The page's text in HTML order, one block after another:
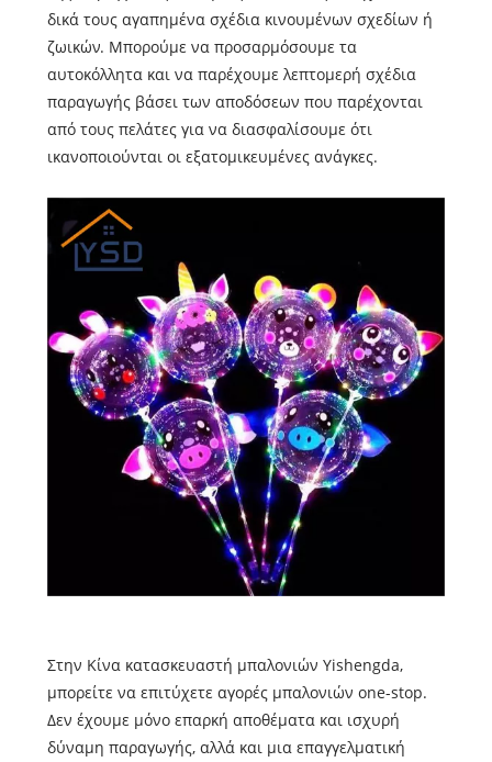
δικά τους αγαπημένα σχέδια κινουμένων σχεδίων ή
ζωικών. Μπορούμε να προσαρμόσουμε τα
αυτοκόλλητα και να παρέχουμε λεπτομερή σχέδια
παραγωγής βάσει των αποδόσεων που παρέχονται
από τους πελάτες για να διασφαλίσουμε ότι
ικανοποιούνται οι εξατομικευμένες ανάγκες.
Στην Κίνα κατασκευαστή μπαλονιών Yishengda,
μπορείτε να επιτύχετε αγορές μπαλονιών one-stop.
Δεν έχουμε μόνο επαρκή αποθέματα και ισχυρή
δύναμη παραγωγής, αλλά και μια επαγγελματική